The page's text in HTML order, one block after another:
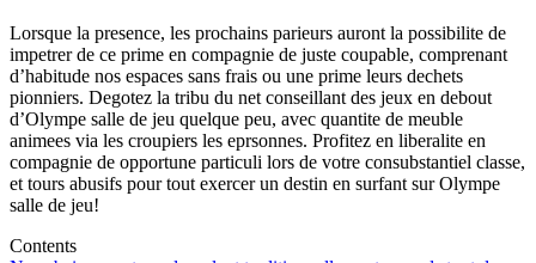
Lorsque la presence, les prochains parieurs auront la possibilite de
impetrer de ce prime en compagnie de juste coupable, comprenant
d’habitude nos espaces sans frais ou une prime leurs dechets
pionniers. Degotez la tribu du net conseillant des jeux en debout
d’Olympe salle de jeu quelque peu, avec quantite de meuble
animees via les croupiers les eprsonnes. Profitez en liberalite en
compagnie de opportune particuli lors de votre consubstantiel classe,
et tours abusifs pour tout exercer un destin en surfant sur Olympe
salle de jeu!
Contents